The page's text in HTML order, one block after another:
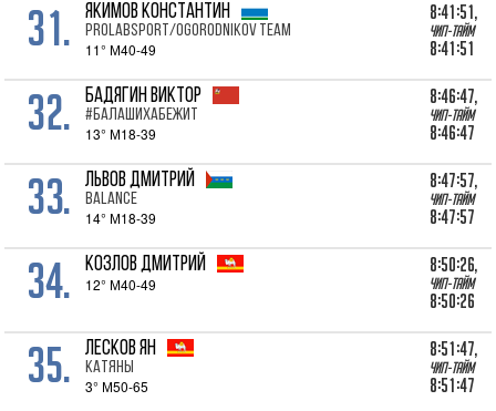
31. ЯКИМОВ Константин
Prolabsport/Ogorodnikov Team
11° М40-49
8:41:51,
Чип-тайм
8:41:51
32. БАДЯГИН Виктор
#БалашихаБежит
13° М18-39
8:46:47,
Чип-тайм
8:46:47
33. ЛЬВОВ Дмитрий
Balance
14° М18-39
8:47:57,
Чип-тайм
8:47:57
34. КОЗЛОВ Дмитрий
12° М40-49
8:50:26,
Чип-тайм
8:50:26
35. ЛЕСКОВ Ян
КатЯны
3° М50-65
8:51:47,
Чип-тайм
8:51:47